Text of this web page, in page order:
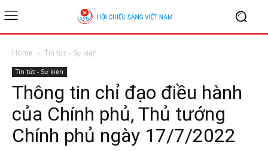
Home Tin tức - Sự kiện
Tin tức - Sự kiện
Thông tin chỉ đạo điều hành
của Chính phủ, Thủ tướng
Chính phủ ngày 17/7/2022